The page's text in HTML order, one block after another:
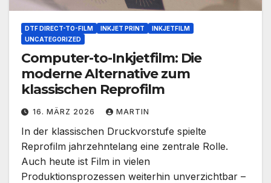
DTF DIRECT-TO-FILM INKJET PRINT
INKJETFILM
UNCATEGORIZED
Computer-to-Inkjetfilm: Die
moderne Alternative zum
klassischen Reprofilm
16. MÄRZ 2026 MARTIN
In der klassischen Druckvorstufe spielte
Reprofilm jahrzehntelang eine zentrale Rolle.
Auch heute ist Film in vielen
Produktionsprozessen weiterhin unverzichtbar –